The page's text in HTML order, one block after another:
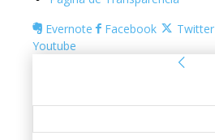
Evernote
Facebook Twitter
Youtube